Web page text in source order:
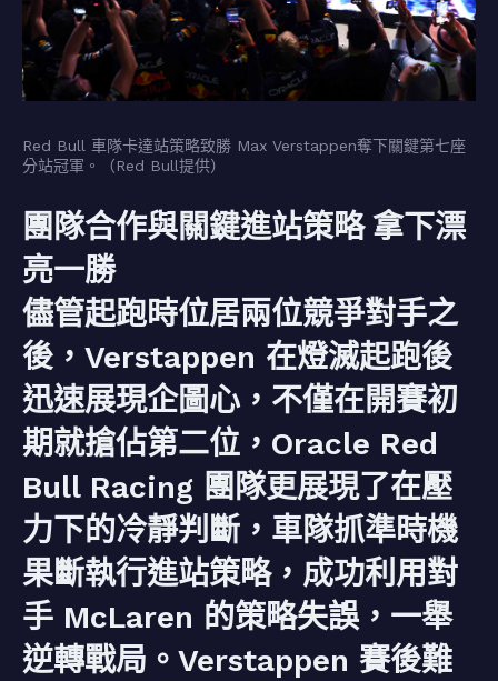
Red Bull 車隊卡達站策略致勝 Max Verstappen奪下關鍵第七座
分站冠軍。（Red Bull提供）
團隊合作與關鍵進站策略 拿下漂
亮一勝
儘管起跑時位居兩位競爭對手之
後，Verstappen 在燈滅起跑後
迅速展現企圖心，不僅在開賽初
期就搶佔第二位，Oracle Red
Bull Racing 團隊更展現了在壓
力下的冷靜判斷，車隊抓準時機
果斷執行進站策略，成功利用對
手 McLaren 的策略失誤，一舉
逆轉戰局。Verstappen 賽後難